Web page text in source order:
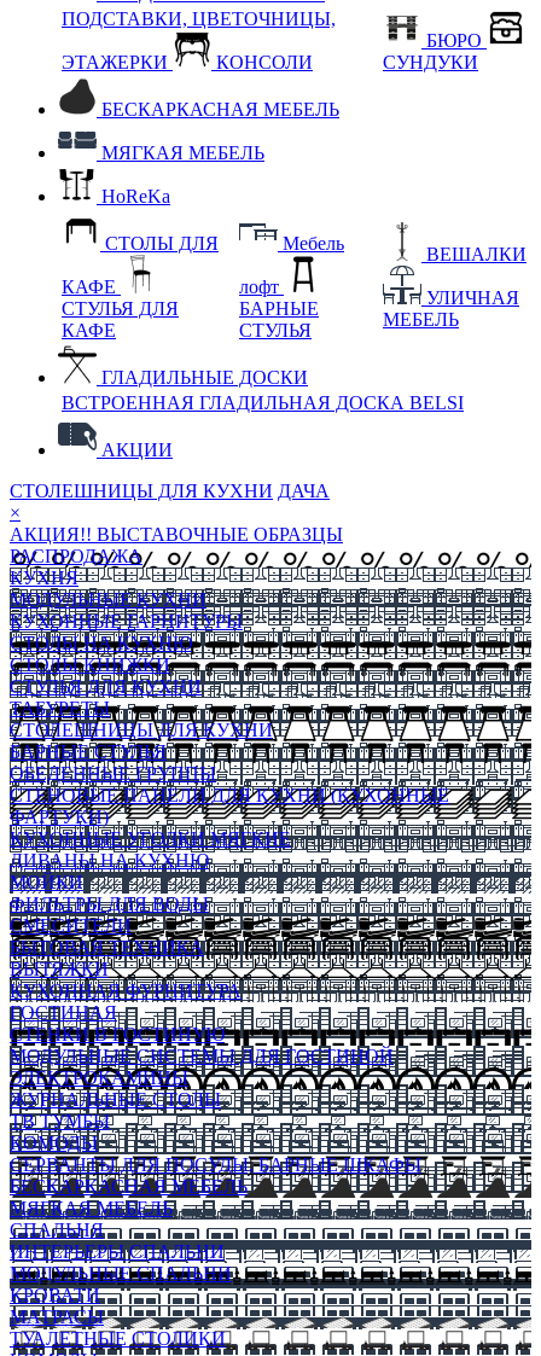
ПОДСТАВКИ, ЦВЕТОЧНИЦЫ,
ЭТАЖЕРКИ КОНСОЛИ
БЮРО
СУНДУКИ
БЕСКАРКАСНАЯ МЕБЕЛЬ
МЯГКАЯ МЕБЕЛЬ
HoReKa
СТОЛЫ ДЛЯ
КАФЕ
СТУЛЬЯ ДЛЯ
КАФЕ
Мебель
лофт
БАРНЫЕ
СТУЛЬЯ
ВЕШАЛКИ
УЛИЧНАЯ
МЕБЕЛЬ
ГЛАДИЛЬНЫЕ ДОСКИ
ВСТРОЕННАЯ ГЛАДИЛЬНАЯ ДОСКА BELSI
АКЦИИ
СТОЛЕШНИЦЫ ДЛЯ КУХНИ ДАЧА
×
АКЦИЯ!! ВЫСТАВОЧНЫЕ ОБРАЗЦЫ
РАСПРОДАЖА
КУХНЯ
МОДУЛЬНЫЕ КУХНИ
КУХОННЫЕ ГАРНИТУРЫ
СТОЛЫ НА КУХНЮ
СТОЛЫ КНИЖКИ
СТУЛЬЯ ДЛЯ КУХНИ
ТАБУРЕТЫ
СТОЛЕШНИЦЫ ДЛЯ КУХНИ
БАРНЫЕ СТУЛЬЯ
ОБЕДЕННЫЕ ГРУППЫ
СТЕНОВЫЕ ПАНЕЛИ ДЛЯ КУХНИ (КУХОННЫЕ
ФАРТУКИ)
КУХОННЫЕ УГОЛКИ МЯГКИЕ
ДИВАНЫ НА КУХНЮ
МОЙКИ
ФИЛЬТРЫ ДЛЯ ВОДЫ
СМЕСИТЕЛИ
БЫТОВАЯ ТЕХНИКА
ВЫТЯЖКИ
КУХОННАЯ ФУРНИТУРА
ГОСТИНАЯ
СТЕНКИ В ГОСТИНУЮ
МОДУЛЬНЫЕ СИСТЕМЫ ДЛЯ ГОСТИНОЙ
ЭЛЕКТРОКАМИНЫ
ЖУРНАЛЬНЫЕ СТОЛЫ
ТВ ТУМБЫ
КОМОДЫ
СЕРВАНТЫ ДЛЯ ПОСУДЫ, БАРНЫЕ ШКАФЫ
БЕСКАРКАСНАЯ МЕБЕЛЬ
МЯГКАЯ МЕБЕЛЬ
СПАЛЬНЯ
ИНТЕРЬЕРЫ СПАЛЬНИ
МОДУЛЬНЫЕ СПАЛЬНИ
КРОВАТИ
МАТРАСЫ
ТУАЛЕТНЫЕ СТОЛИКИ